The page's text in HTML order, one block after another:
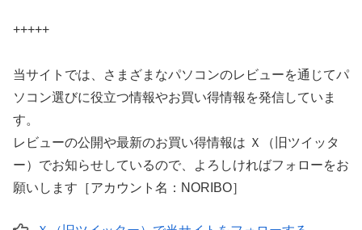
+++++
当サイトでは、さまざまなパソコンのレビューを通じてパ
ソコン選びに役立つ情報やお買い得情報を発信していま
す。
レビューの公開や最新のお買い得情報は Ｘ（旧ツイッタ
ー）でお知らせしているので、よろしければフォローをお
願いします［アカウント名：NORIBO］